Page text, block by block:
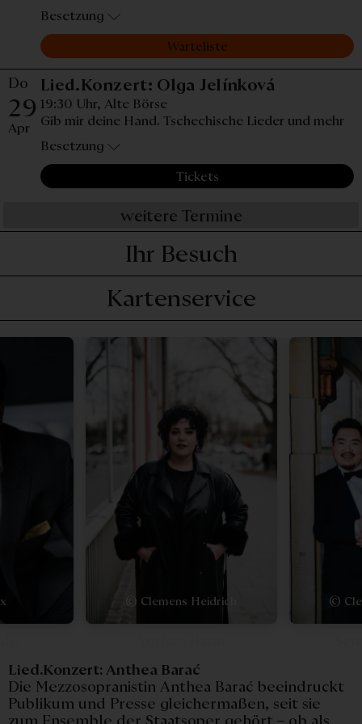
Besetzung
Warteliste
Do
29
Apr
Lied.Konzert: Olga Jelínková
19:30 Uhr, Alte Börse
Gib mir deine Hand. Tschechische Lieder und mehr
Besetzung
Tickets
weitere Termine
Ihr Besuch
Kartenservice
© Clemens Heidrich ©
Lied.Konzert: Anthea Barać
Die Mezzosopranistin Anthea Barać beeindruckt
Publikum und Presse gleichermaßen, seit sie
zum Ensemble der Staatsoper gehört – ob als